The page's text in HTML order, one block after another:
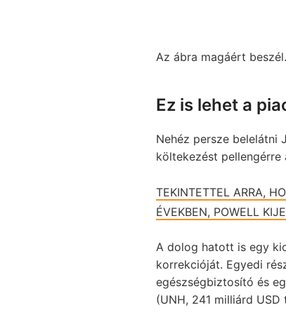
Az ábra magáért
Ez is lehet a
Nehéz persze belelátni
költekezést pellengérre
TEKINTETTEL ARRA,
ÉVEKBEN, POWELL
A dolog hatott is egy
korrekcióját. Egyedi
egészségbiztosító és
(UNH, 241 milliárd